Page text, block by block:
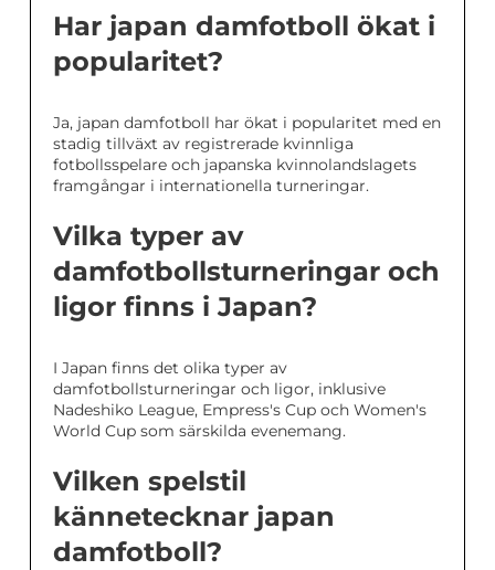
Har japan damfotboll ökat i
popularitet?
Ja, japan damfotboll har ökat i popularitet med en
stadig tillväxt av registrerade kvinnliga
fotbollsspelare och japanska kvinnolandslagets
framgångar i internationella turneringar.
Vilka typer av
damfotbollsturneringar och
ligor finns i Japan?
I Japan finns det olika typer av
damfotbollsturneringar och ligor, inklusive
Nadeshiko League, Empress's Cup och Women's
World Cup som särskilda evenemang.
Vilken spelstil
kännetecknar japan
damfotboll?